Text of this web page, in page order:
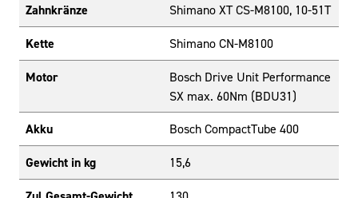
Zahnkränze Shimano XT CS-M8100, 10-51T
Kette Shimano CN-M8100
Motor
Bosch Drive Unit Performance
SX max. 60Nm (BDU31)
Akku Bosch CompactTube 400
Gewicht in kg 15,6